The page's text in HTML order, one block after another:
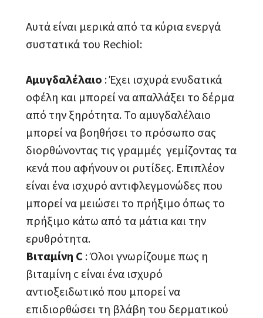
Αυτά είναι μερικά από τα κύρια ενεργά
συστατικά του Rechiol:
Αμυγδαλέλαιο : Έχει ισχυρά ενυδατικά
οφέλη και μπορεί να απαλλάξει το δέρμα
από την ξηρότητα. Το αμυγδαλέλαιο
μπορεί να βοηθήσει το πρόσωπο σας
διορθώνοντας τις γραμμές γεμίζοντας τα
κενά που αφήνουν οι ρυτίδες. Επιπλέον
είναι ένα ισχυρό αντιφλεγμονώδες που
μπορεί να μειώσει το πρήξιμο όπως το
πρήξιμο κάτω από τα μάτια και την
ερυθρότητα.
Βιταμίνη C : Όλοι γνωρίζουμε πως η
βιταμίνη c είναι ένα ισχυρό
αντιοξειδωτικό που μπορεί να
επιδιορθώσει τη βλάβη του δερματικού